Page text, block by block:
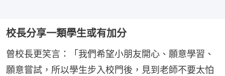
校長分享一類學生或有加分
曾校長更笑言：「我們希望小朋友開心、願意學習、
願意嘗試，所以學生步入校門後，見到老師不要太怕